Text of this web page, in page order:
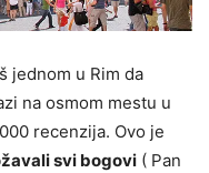
jednom u Rim da
na osmom mestu u
recenzija. Ovo je
svi bogovi ( Pan